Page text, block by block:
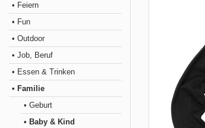
• Feiern
• Fun
• Outdoor
• Job, Beruf
• Essen & Trinken
• Familie
• Geburt
• Baby & Kind